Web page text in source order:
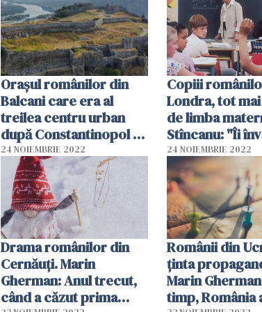
românește"
Orașul românilor din
Balcani care era al
treilea centru urban
după Constantinopol și
Salonic. Prof.
Cristescu: Avea 60.000
de locuitori, dar astăzi
a mai rămas doar un sat
în sudul Albaniei
24 NOIEMBRIE 2022
Copiii
Londra, tot
de limba
Stîncanu: "Îi
despre tradiții
obiceiuri
24 NOIEMBRIE 2022
Drama românilor din
Cernăuți. Marin
Gherman: Anul trecut,
când a căzut prima
Românii din
ținta
Marin
timp, România